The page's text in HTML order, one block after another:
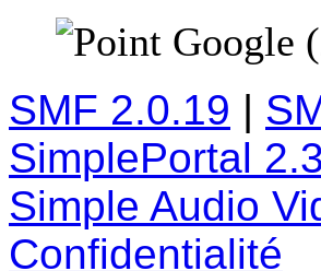
Google
SMF 2.0.19 |
SimplePortal
Simple Audio
Confidentialité